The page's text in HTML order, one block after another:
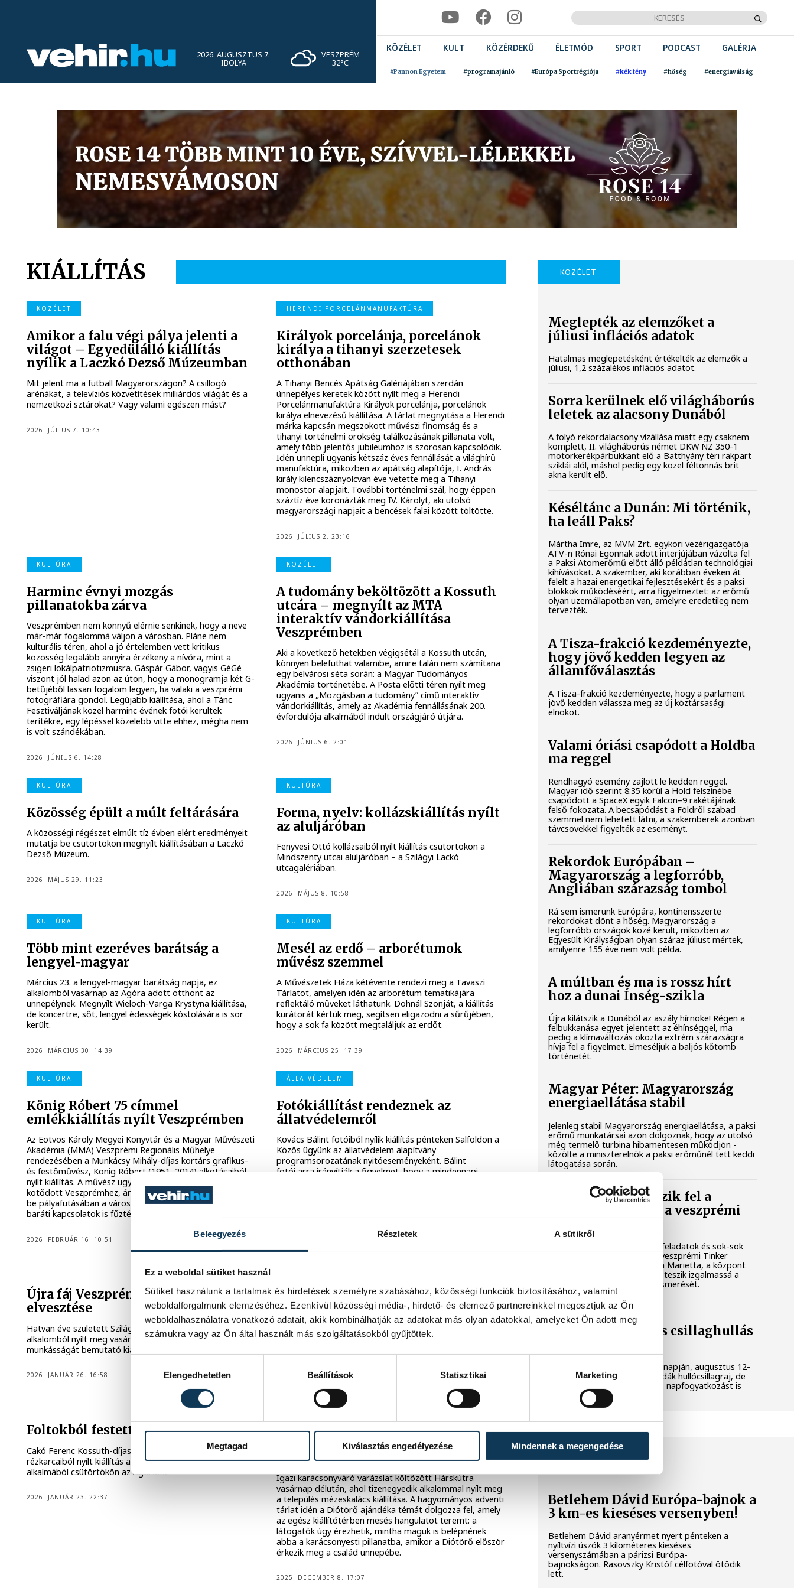
Beleegyezés Részletek A sütikről
Ez a weboldal sütiket használ
Sütiket használunk a tartalmak és hirdetések személyre szabásához, közösségi funkciók biztosításához, valamint
weboldalforgalmunk elemzéséhez. Ezenkívül közösségi média-, hirdető- és elemező partnereinkkel megosztjuk az Ön
weboldalhasználatra vonatkozó adatait, akik kombinálhatják az adatokat más olyan adatokkal, amelyeket Ön adott meg
számukra vagy az Ön által használt más szolgáltatásokból gyűjtöttek.
Elengedhetetlen
Beállítások Statisztikai Marketing
Megtagad Kiválasztás engedélyezése Mindennek a megengedése
2026. AUGUSZTUS 7.
IBOLYA
VESZPRÉM
32°C
KÖZÉLET KULT KÖZÉRDEKŰ ÉLETMÓD SPORT PODCAST GALÉRIA
#Pannon Egyetem #programajánló #Európa Sportrégiója #kék fény #hőség #energiaválság
KIÁLLÍTÁS
KÖZÉLET
Amikor a falu végi pálya jelenti a
világot – Egyedülálló kiállítás
nyílik a Laczkó Dezső Múzeumban
Mit jelent ma a futball Magyarországon? A csillogó
arénákat, a televíziós közvetítések milliárdos világát és a
nemzetközi sztárokat? Vagy valami egészen mást?
2026. JÚLIUS 7. 10:43
HERENDI PORCELÁNMANUFAKTÚRA
Királyok porcelánja, porcelánok
királya a tihanyi szerzetesek
otthonában
A Tihanyi Bencés Apátság Galériájában szerdán
ünnepélyes keretek között nyílt meg a Herendi
Porcelánmanufaktúra Királyok porcelánja, porcelánok
királya elnevezésű kiállítása. A tárlat megnyitása a Herendi
márka kapcsán megszokott művészi finomság és a
tihanyi történelmi örökség találkozásának pillanata volt,
amely több jelentős jubileumhoz is szorosan kapcsolódik.
Idén ünnepli ugyanis kétszáz éves fennállását a világhírű
manufaktúra, miközben az apátság alapítója, I. András
király kilencszáznyolcvan éve vetette meg a Tihanyi
monostor alapjait. További történelmi szál, hogy éppen
száztíz éve koronázták meg IV. Károlyt, aki utolsó
magyarországi napjait a bencések falai között töltötte.
2026. JÚLIUS 2. 23:16
KULTÚRA
Harminc évnyi mozgás
pillanatokba zárva
Veszprémben nem könnyű elérnie senkinek, hogy a neve
már-már fogalommá váljon a városban. Pláne nem
kulturális téren, ahol a jó értelemben vett kritikus
közösség legalább annyira érzékeny a nívóra, mint a
zsigeri lokálpatriotizmusra. Gáspár Gábor, vagyis GéGé
viszont jól halad azon az úton, hogy a monogramja két G-
betűjéből lassan fogalom legyen, ha valaki a veszprémi
fotográfiára gondol. Legújabb kiállítása, ahol a Tánc
Fesztiváljának közel harminc évének fotói kerültek
terítékre, egy lépéssel közelebb vitte ehhez, mégha nem
is volt szándékában.
2026. JÚNIUS 6. 14:28
KÖZÉLET
A tudomány beköltözött a Kossuth
utcára – megnyílt az MTA
interaktív vándorkiállítása
Veszprémben
Aki a következő hetekben végigsétál a Kossuth utcán,
könnyen belefuthat valamibe, amire talán nem számítana
egy belvárosi séta során: a Magyar Tudományos
Akadémia történetébe. A Posta előtti téren nyílt meg
ugyanis a „Mozgásban a tudomány” című interaktív
vándorkiállítás, amely az Akadémia fennállásának 200.
évfordulója alkalmából indult országjáró útjára.
2026. JÚNIUS 6. 2:01
KULTÚRA
Közösség épült a múlt feltárására
A közösségi régészet elmúlt tíz évben elért eredményeit
mutatja be csütörtökön megnyílt kiállításában a Laczkó
Dezső Múzeum.
2026. MÁJUS 29. 11:23
KULTÚRA
Forma, nyelv: kollázskiállítás nyílt
az aluljáróban
Fenyvesi Ottó kollázsaiból nyílt kiállítás csütörtökön a
Mindszenty utcai aluljáróban – a Szilágyi Lackó
utcagalériában.
2026. MÁJUS 8. 10:58
KULTÚRA
Több mint ezeréves barátság a
lengyel-magyar
Március 23. a lengyel-magyar barátság napja, ez
alkalomból vasárnap az Agóra adott otthont az
ünnepélynek. Megnyílt Wieloch-Varga Krystyna kiállítása,
de koncertre, sőt, lengyel édességek kóstolására is sor
került.
2026. MÁRCIUS 30. 14:39
KULTÚRA
Mesél az erdő – arborétumok
művész szemmel
A Művészetek Háza kétévente rendezi meg a Tavaszi
Tárlatot, amelyen idén az arborétum tematikájára
reflektáló műveket láthatunk. Dohnál Szonját, a kiállítás
kurátorát kértük meg, segítsen eligazodni a sűrűjében,
hogy a sok fa között megtaláljuk az erdőt.
2026. MÁRCIUS 25. 17:39
KULTÚRA
König Róbert 75 címmel
emlékkiállítás nyílt Veszprémben
Az Eötvös Károly Megyei Könyvtár és a Magyar Művészeti
Akadémia (MMA) Veszprémi Regionális Műhelye
rendezésében a Munkácsy Mihály-díjas kortárs grafikus-
és festőművész, König Róbert (1951–2014) alkotásaiból
nyílt kiállítás. A művész ugyan rokoni szálakkal nem
kötődött Veszprémhez, ám igen jelentős szerepet töltött
be pályafutásában a város, amelyhez kiváló személyes és
baráti kapcsolatok is fűzték.
2026. FEBRUÁR 16. 10:51
ÁLLATVÉDELEM
Fotókiállítást rendeznek az
állatvédelemről
Kovács Bálint fotóiból nyílik kiállítás pénteken Salföldön a
Közös ügyünk az állatvédelem alapítvány
programsorozatának nyitóeseményeként. Bálint
fotói arra irányítják a figyelmet, hogy a mindennapi
Újra fáj Veszprém sötét angyalának
elvesztése
Hatvan éve született Szilágyi László – Lackó. Ebből az
alkalomból nyílt meg vasárnap a punk festőművész
munkásságát bemutató kiállítás a Csikász Galériában.
2026. JANUÁR 26. 16:58
Képzőművész új utakon
Bemutatták Ábel Tamás Nem leszek aki voltam című
kiállításának katalógusát szombaton. Az alkotó egy
tízéves időszakot zár le a tárlattal, és megmutatja, milyen
2026. JANUÁR 25. 10:45
Foltokból festett képek
Cakó Ferenc Kossuth-díjas grafikus festményeiből és
rézkarcaiból nyílt kiállítás a magyar kultúra napja
alkalmából csütörtökön az Agórában.
2026. JANUÁR 23. 22:37
Mesékbe illő ünnepi hangulat a XI.
Mézes Hárskút kiállítás
megnyitóján
Igazi karácsonyváró varázslat költözött Hárskútra
vasárnap délután, ahol tizenegyedik alkalommal nyílt meg
a település mézeskalács kiállítása. A hagyományos adventi
tárlat idén a Diótörő ajándéka témát dolgozza fel, amely
az egész kiállítótérben mesés hangulatot teremt: a
látogatók úgy érezhetik, mintha maguk is belépnének
abba a karácsonyesti pillanatba, amikor a Diótörő először
érkezik meg a család ünnepébe.
2025. DECEMBER 8. 17:07
KÖZÉLET
Meglepték az elemzőket a
júliusi inflációs adatok
Hatalmas meglepetésként értékelték az elemzők a
júliusi, 1,2 százalékos inflációs adatot.
Sorra kerülnek elő világháborús
leletek az alacsony Dunából
A folyó rekordalacsony vízállása miatt egy csaknem
komplett, II. világháborús német DKW NZ 350-1
motorkerékpárbukkant elő a Batthyány téri rakpart
sziklái alól, máshol pedig egy közel féltonnás brit
akna került elő.
Késéltánc a Dunán: Mi történik,
ha leáll Paks?
Mártha Imre, az MVM Zrt. egykori vezérigazgatója
ATV-n Rónai Egonnak adott interjújában vázolta fel
a Paksi Atomerőmű előtt álló példátlan technológiai
kihívásokat. A szakember, aki korábban éveken át
felelt a hazai energetikai fejlesztésekért és a paksi
blokkok működéséért, arra figyelmeztet: az erőmű
olyan üzemállapotban van, amelyre eredetileg nem
tervezték.
A Tisza-frakció kezdeményezte,
hogy jövő kedden legyen az
államfőválasztás
A Tisza-frakció kezdeményezte, hogy a parlament
jövő kedden válassza meg az új köztársasági
elnököt.
Valami óriási csapódott a Holdba
ma reggel
Rendhagyó esemény zajlott le kedden reggel.
Magyar idő szerint 8:35 körül a Hold felszínébe
csapódott a SpaceX egyik Falcon–9 rakétájának
felső fokozata. A becsapódást a Földről szabad
szemmel nem lehetett látni, a szakemberek azonban
távcsövekkel figyelték az eseményt.
Rekordok Európában –
Magyarország a legforróbb,
Angliában szárazság tombol
Rá sem ismerünk Európára, kontinensszerte
rekordokat dönt a hőség. Magyarország a
legforróbb országok közé került, miközben az
Egyesült Királyságban olyan száraz júliust mértek,
amilyenre 155 éve nem volt példa.
A múltban és ma is rossz hírt
hoz a dunai Ínség-szikla
Újra kilátszik a Dunából az aszály hírnöke! Régen a
felbukkanása egyet jelentett az éhínséggel, ma
pedig a klímaváltozás okozta extrém szárazságra
hívja fel a figyelmet. Elmeséljük a baljós kőtömb
történetét.
Magyar Péter: Magyarország
energiaellátása stabil
Jelenleg stabil Magyarország energiaellátása, a paksi
erőmű munkatársai azon dolgoznak, hogy az utolsó
még termelő turbina hibamentesen működjön -
közölte a miniszterelnök a paksi erőműnél tett keddi
látogatása során.
Játék közben fedezik fel a
tudomány világát a veszprémi
Látványos kísérletek, kreatív feladatok és sok-sok
élmény várja a gyerekeket a veszprémi Tinker
Labsben. Videónkban Balassa Marietta, a központ
vezetője mutatja be, hogyan teszik izgalmassá a
természettudományok megismerését.
Augusztus 12-én
napfogyatkozás és csillaghullás
Az év legsűrűbb csillagászati napján, augusztus 12-
én éjjel tetőzik majd a Perseidák hullócsillagraj, de
ugyanezen a napon részleges napfogyatkozást is
meg lehet majd figyelni.
SPORT
Betlehem Dávid Európa-bajnok a
3 km-es kieséses versenyben!
Betlehem Dávid aranyérmet nyert pénteken a
nyíltvízi úszók 3 kilométeres kieséses
versenyszámában a párizsi Európa-
bajnokságon. Rasovszky Kristóf célfotóval ötödik
lett.